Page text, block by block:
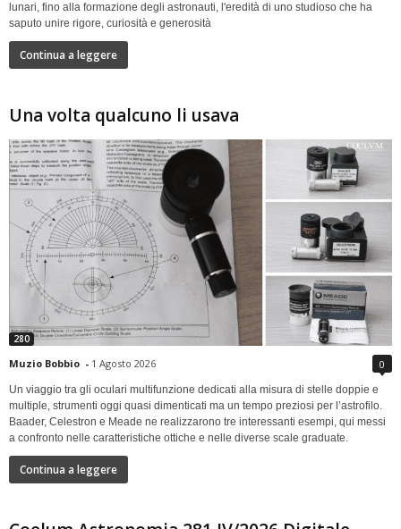
lunari, fino alla formazione degli astronauti, l'eredità di uno studioso che ha
saputo unire rigore, curiosità e generosità
Continua a leggere
Una volta qualcuno li usava
280
Muzio Bobbio - 1 Agosto 2026 0
Un viaggio tra gli oculari multifunzione dedicati alla misura di stelle doppie e
multiple, strumenti oggi quasi dimenticati ma un tempo preziosi per l’astrofilo.
Baader, Celestron e Meade ne realizzarono tre interessanti esempi, qui messi
a confronto nelle caratteristiche ottiche e nelle diverse scale graduate.
Continua a leggere